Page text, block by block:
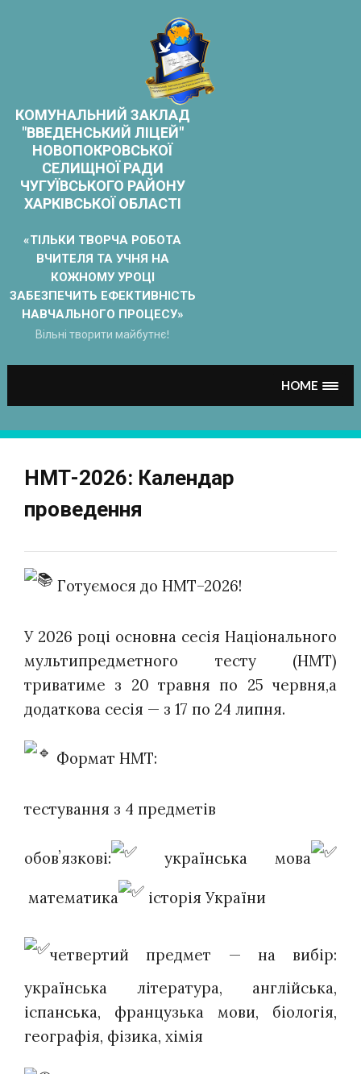
to
content
КОМУНАЛЬНИЙ ЗАКЛАД
"ВВЕДЕНСЬКИЙ ЛІЦЕЙ"
НОВОПОКРОВСЬКОЇ
СЕЛИЩНОЇ РАДИ
ЧУГУЇВСЬКОГО РАЙОНУ
ХАРКІВСЬКОЇ ОБЛАСТІ
«ТІЛЬКИ ТВОРЧА РОБОТА
ВЧИТЕЛЯ ТА УЧНЯ НА
КОЖНОМУ УРОЦІ
ЗАБЕЗПЕЧИТЬ ЕФЕКТИВНІСТЬ
НАВЧАЛЬНОГО ПРОЦЕСУ»
Вільні творити майбутнє!
HOME
НМТ-2026: Календар
проведення
Готуємося до НМТ–2026!
У 2026 році основна сесія Національного
мультипредметного тесту (НМТ)
триватиме з 20 травня по 25 червня,а
додаткова сесія — з 17 по 24 липня.
Формат НМТ:
тестування з 4 предметів
обовʼязкові: українська мова
математика історія України
четвертий предмет — на вибір:
українська література, англійська,
іспанська, французька мови, біологія,
географія, фізика, хімія